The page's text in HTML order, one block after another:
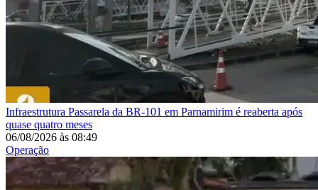
Infraestrutura Passarela da BR-101 em Parnamirim é reaberta após
quase quatro meses
06/08/2026 às 08:49
Operação